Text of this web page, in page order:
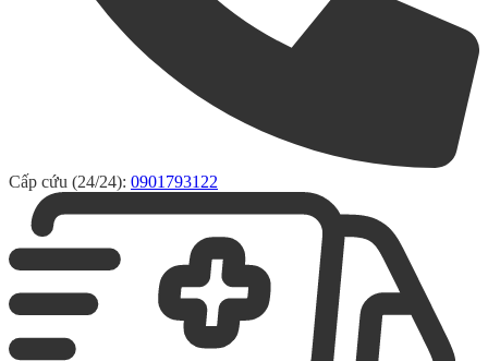
Cấp cứu (24/24): 0901793122